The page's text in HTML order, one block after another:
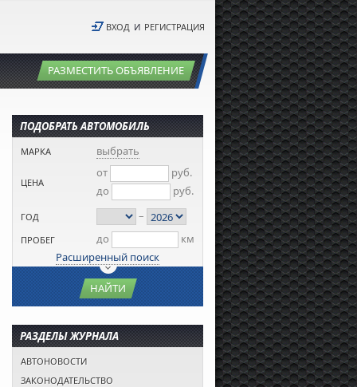
ВХОД И РЕГИСТРАЦИЯ
РАЗМЕСТИТЬ ОБЪЯВЛЕНИЕ
ПОДОБРАТЬ АВТОМОБИЛЬ
МАРКА выбрать
ЦЕНА
от
руб.
до
руб.
ГОД –
ПРОБЕГ до
км
Расширенный поиск
НАЙТИ
РАЗДЕЛЫ ЖУРНАЛА
АВТОНОВОСТИ
ЗАКОНОДАТЕЛЬСТВО